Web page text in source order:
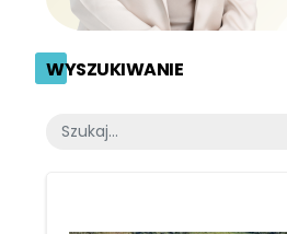
WYSZUKIWANIE